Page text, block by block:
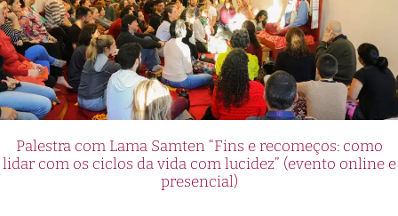
Palestra com Lama Samten “Fins e recomeços: como
lidar com os ciclos da vida com lucidez” (evento online e
presencial)